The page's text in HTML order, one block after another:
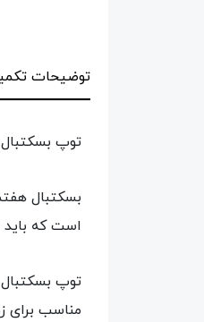
توضیحات
توپ بسکتبال WTB0533
بسکتبال
است که باید
مناسب برای زمین‌های بازی 3